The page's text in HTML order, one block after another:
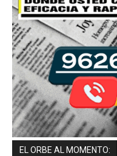
EL ORBE AL MOMENTO: